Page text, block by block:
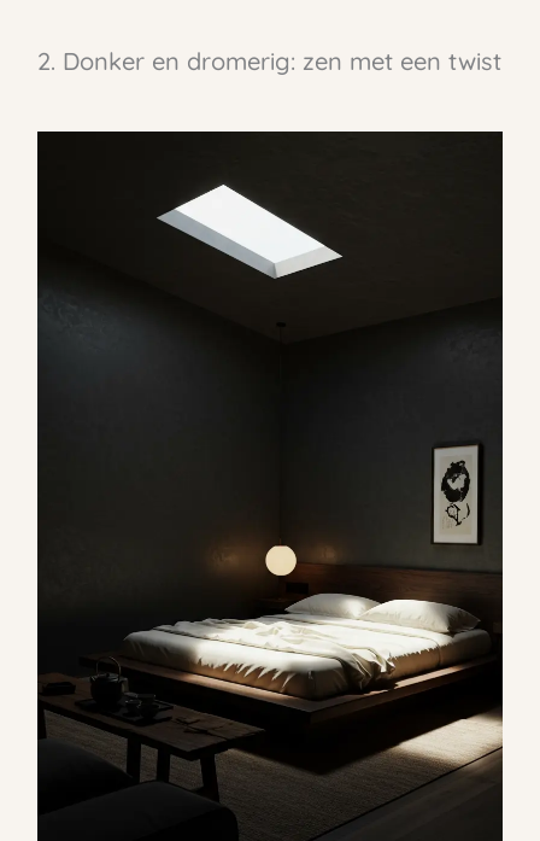
2. Donker en dromerig: zen met een twist